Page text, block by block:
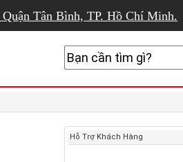
Tân Bình, TP. Hồ Chí Minh.
Hỗ Trợ Khách Hàng